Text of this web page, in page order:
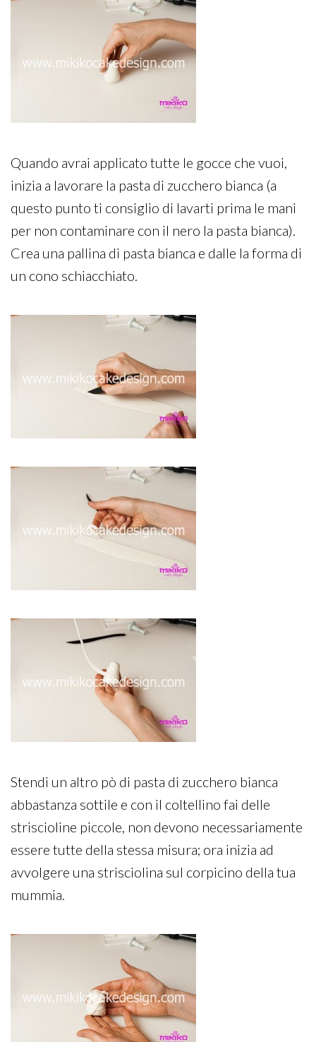
Quando avrai applicato tutte le gocce che vuoi,
inizia a lavorare la pasta di zucchero bianca (a
questo punto ti consiglio di lavarti prima le mani
per non contaminare con il nero la pasta bianca).
Crea una pallina di pasta bianca e dalle la forma di
un cono schiacchiato.
Stendi un altro pò di pasta di zucchero bianca
abbastanza sottile e con il coltellino fai delle
striscioline piccole, non devono necessariamente
essere tutte della stessa misura; ora inizia ad
avvolgere una strisciolina sul corpicino della tua
mummia.